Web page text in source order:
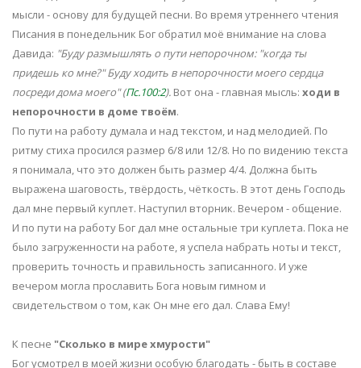
мысли - основу для будущей песни. Во время утреннего чтения
Писания в понедельник Бог обратил моё внимание на слова
Давида: "Буду размышлять о пути непорочном: "когда ты
придешь ко мне?" Буду ходить в непорочности моего сердца
посреди дома моего" (Пс.100:2). Вот она - главная мысль: ходи в
непорочности в доме твоём.
По пути на работу думала и над текстом, и над мелодией. По
ритму стиха просился размер 6/8 или 12/8. Но по видению текста
я понимала, что это должен быть размер 4/4. Должна быть
выражена шаговость, твёрдость, чёткость. В этот день Господь
дал мне первый куплет. Наступил вторник. Вечером - общение.
И по пути на работу Бог дал мне остальные три куплета. Пока не
было загруженности на работе, я успела набрать ноты и текст,
проверить точность и правильность записанного. И уже
вечером могла прославить Бога новым гимном и
свидетельством о том, как Он мне его дал. Слава Ему!
К песне "Сколько в мире хмурости"
Бог усмотрел в моей жизни особую благодать - быть в составе